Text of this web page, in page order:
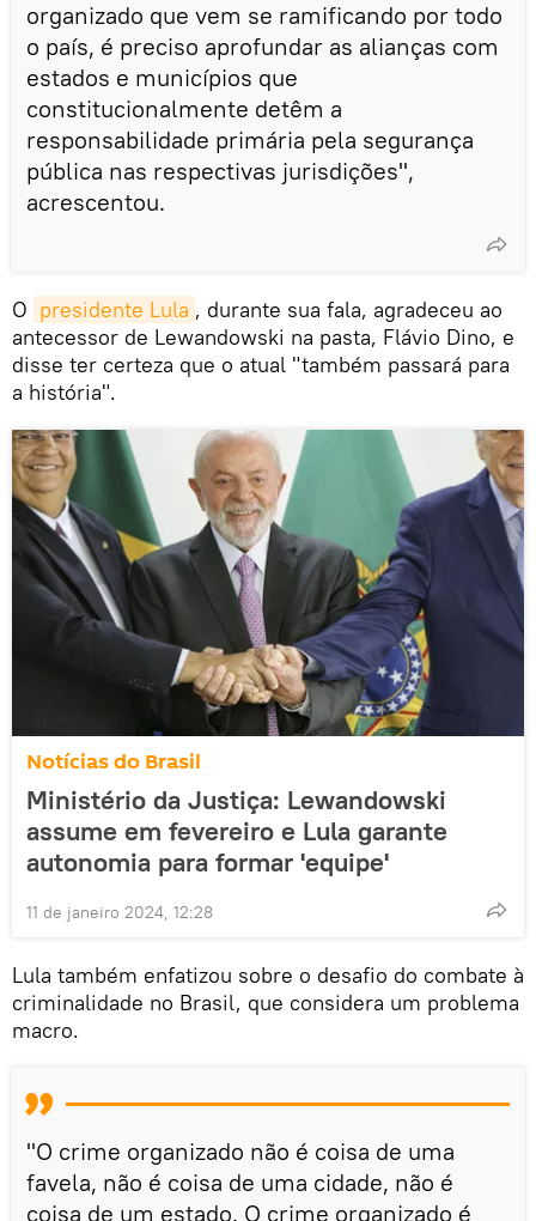
organizado que vem se ramificando por todo
o país, é preciso aprofundar as alianças com
estados e municípios que
constitucionalmente detêm a
responsabilidade primária pela segurança
pública nas respectivas jurisdições",
acrescentou.
O presidente Lula , durante sua fala, agradeceu ao
antecessor de Lewandowski na pasta, Flávio Dino, e
disse ter certeza que o atual "também passará para
a história".
Notícias do Brasil
Ministério da Justiça: Lewandowski
assume em fevereiro e Lula garante
autonomia para formar 'equipe'
11 de janeiro 2024, 12:28
Lula também enfatizou sobre o desafio do combate à
criminalidade no Brasil, que considera um problema
macro.
"O crime organizado não é coisa de uma
favela, não é coisa de uma cidade, não é
coisa de um estado. O crime organizado é